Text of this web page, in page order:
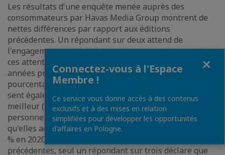
Les résultats d'une enquête menée auprès des
consommateurs par Havas Media Group montrent de
nettes différences par rapport aux éditions
précédentes. Un répondant sur deux attend de
l'engagement social de la part des entreprises - mais
ces attentes sont nettement moins élevées que les
années précédentes (69 % en 2019, 68 % en 2018). Un
pourcentage plus faible de consommateurs (45 %) se
sent également responsable de rendre le monde
meilleur (59 % en 2019). Par ailleurs, moins de
personnes font attention à l'impact des produits
qu'elles achètent sur la société et l'environnement (37
% en 2020 contre 53 % en 2019). Comme les années
précédentes, seul un répondant sur trois déclare que
Connectez-vous à l'Espace
Membre !
Ce service vous donne accès à des contenus
exclusifs et à des mises en relation
simplifiées pour développer les opportunités
d'affaires en Pologne.